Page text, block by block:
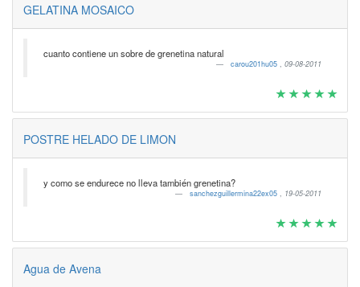
GELATINA MOSAICO
cuanto contiene un sobre de grenetina natural
carou201hu05 , 09-08-2011
POSTRE HELADO DE LIMON
y como se endurece no lleva también grenetina?
sanchezguillermina22ex05 , 19-05-2011
Agua de Avena